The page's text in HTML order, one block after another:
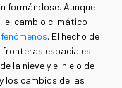
formándose. Aunque
el cambio climático
. El hecho de
fronteras espaciales
la nieve y el hielo de
los cambios de las